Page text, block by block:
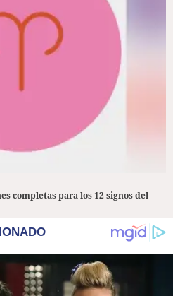
completas para los 12 signos del